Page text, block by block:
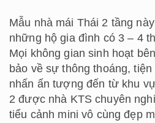
Mẫu nhà mái Thái 2 tầng
những hộ gia đình có 3 – 4
Mọi không gian sinh hoạt
bảo về sự thông thoáng,
nhấn ấn tượng đến từ khu
2 được nhà KTS chuyên
tiểu cảnh mini vô cùng đẹp